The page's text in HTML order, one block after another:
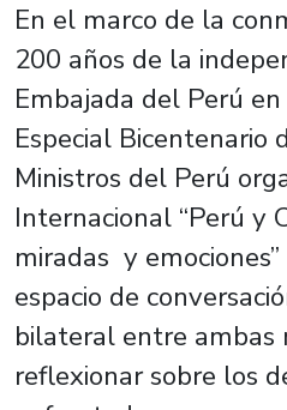
En el marco de la
200 años de la
Embajada del Perú
Especial Bicentenario
Ministros del Perú
Internacional “Perú y
miradas y
espacio de
bilateral entre ambas
reflexionar sobre los